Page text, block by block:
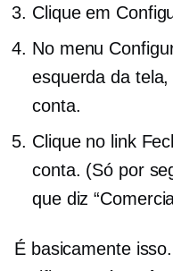
Clique em
No menu
esquerda da
conta.
Clique no link
conta. (Só por
que diz
É basicamente